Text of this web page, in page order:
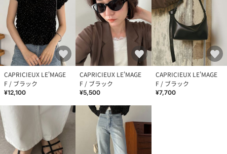
CAPRICIEUX LE'MAGE
F / ブラック
¥12,100
CAPRICIEUX LE'MAGE
F / ブラック
¥5,500
CAPRICIEUX LE'MAGE
F / ブラック
¥7,700